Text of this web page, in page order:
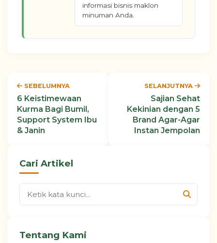
informasi bisnis maklon
minuman Anda.
SEBELUMNYA
6 Keistimewaan
Kurma Bagi Bumil,
Support System Ibu
& Janin
SELANJUTNYA
Sajian Sehat
Kekinian dengan 5
Brand Agar-Agar
Instan Jempolan
Cari Artikel
Tentang Kami